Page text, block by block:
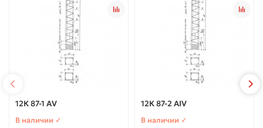
12К 87-1 АV
В наличии ✓
12К 87-2 АIV
В наличии ✓